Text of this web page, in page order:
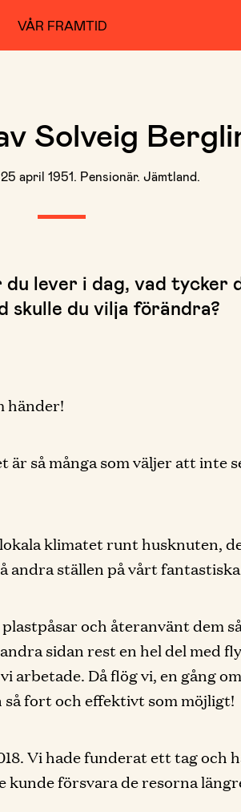
VÅR FRAMTID
Solveig
april 1951. Pensionär. Jämtland.
lever i dag, vad tycker
skulle du vilja förändra?
händer!
är så många som väljer att inte
klimatet runt husknuten,
andra ställen på vårt
och återanvänt dem
sidan rest en hel del med
arbetade. Då flög vi, en gång
fort och effektivt som möjligt!
Vi hade funderat ett tag och
försvara de resorna